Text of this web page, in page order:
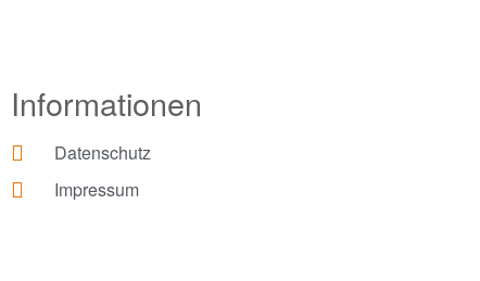
Informationen
Datenschutz
Impressum